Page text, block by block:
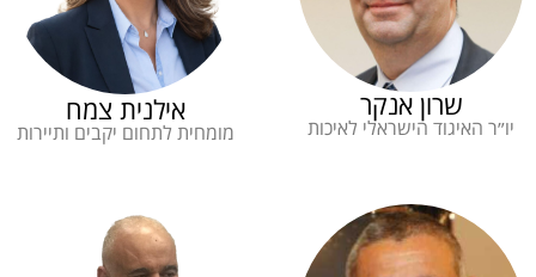
שרון אנקר
יו״ר האיגוד הישראלי לאיכות
אילנית צמח
מומחית לתחום יקבים ותיירות